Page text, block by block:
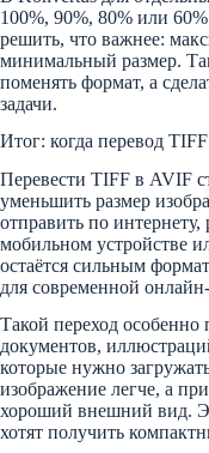
100%, 90%, 80% или
решить, что важнее:
минимальный размер.
поменять формат, а
задачи.
Итог: когда перевод
Перевести TIFF в AVIF
уменьшить размер
отправить по интернету,
мобильном устройстве
остаётся сильным
для современной
Такой переход особенно
документов,
которые нужно
изображение легче, а
хороший внешний вид.
хотят получить